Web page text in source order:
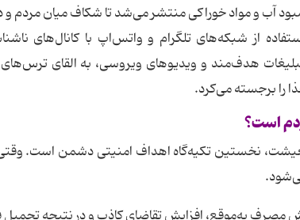
آب و مواد خوراکی منتشر می‌شد تا شکاف میان
از شبکه‌های تلگرام و واتس‌اپ با کانال‌های
هدف‌مند و ویدیوهای ویروسی، به القای
را برجسته می‌کرد.
است؟
معیشت، نخستین تکیه‌گاه اهداف امنیتی دشمن است.